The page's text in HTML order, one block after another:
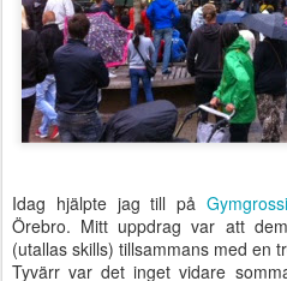
Idag hjälpte jag till på
Örebro. Mitt uppdrag var att
(utallas skills) tillsammans med en
Tyvärr var det inget vidare